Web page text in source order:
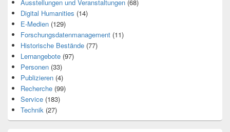
Ausstellungen und Veranstaltungen (68)
Digital Humanities (14)
E-Medien (129)
Forschungsdatenmanagement (11)
Historische Bestände (77)
Lernangebote (97)
Personen (33)
Publizieren (4)
Recherche (99)
Service (183)
Technik (27)